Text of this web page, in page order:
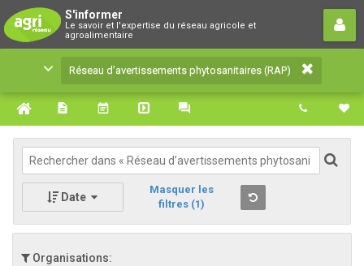
S'informer
Le savoir et l'expertise du réseau agricole et
agroalimentaire
Réseau d’avertissements
phytosanitaires (RAP)
Le savoir et l'expertise du réseau agricole et
agroalimentaire
Réseau d’avertissements phytosanitaires (RAP)
Date
Masquer les
filtres (1)
Organisations: